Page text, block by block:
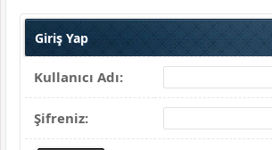
Giriş Yap
Kullanıcı Adı:
Şifreniz: